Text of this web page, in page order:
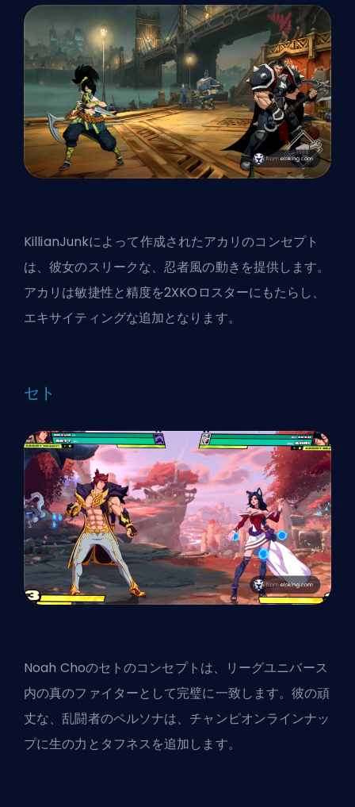
KillianJunkによって作成されたアカリのコンセプト
は、彼女のスリークな、忍者風の動きを提供します。
アカリは敏捷性と精度を2XKOロスターにもたらし、
エキサイティングな追加となります。
セト
Noah Choのセトのコンセプトは、リーグユニバース
内の真のファイターとして完璧に一致します。彼の頑
丈な、乱闘者のペルソナは、チャンピオンラインナッ
プに生の力とタフネスを追加します。